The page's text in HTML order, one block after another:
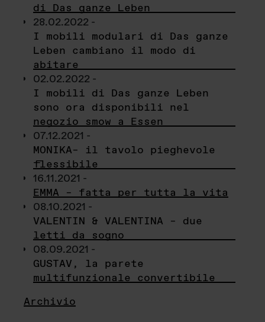
di Das ganze Leben
28.02.2022 -
I mobili modulari di Das ganze
Leben cambiano il modo di
abitare
02.02.2022 -
I mobili di Das ganze Leben
sono ora disponibili nel
negozio smow a Essen
07.12.2021 -
MONIKA– il tavolo pieghevole
flessibile
16.11.2021 -
EMMA – fatta per tutta la vita
08.10.2021 -
VALENTIN & VALENTINA – due
letti da sogno
08.09.2021 -
GUSTAV, la parete
multifunzionale convertibile
Archivio